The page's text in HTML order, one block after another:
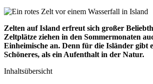
Zelten auf Island erfreut sich großer
Zeltplätze ziehen in den Sommermonaten
Einheimische an. Denn für die Isländer gibt
Schöneres, als ein Aufenthalt in der Natur.
Inhaltsübersicht